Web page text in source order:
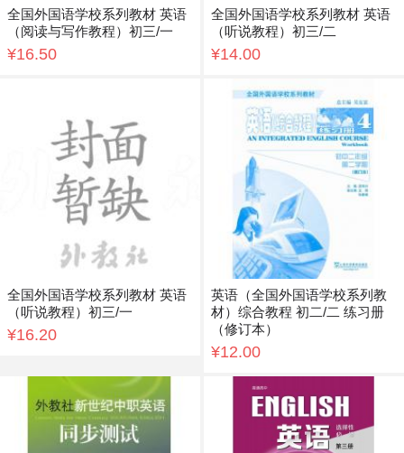
全国外国语学校系列教材 英语
（阅读与写作教程）初三/一
¥16.50
全国外国语学校系列教材 英语
（听说教程）初三/二
¥14.00
全国外国语学校系列教材 英语
（听说教程）初三/一
¥16.20
英语（全国外国语学校系列教
材）综合教程 初二/二 练习册
（修订本）
¥12.00